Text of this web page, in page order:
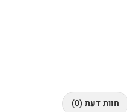
חוות דעת (0)